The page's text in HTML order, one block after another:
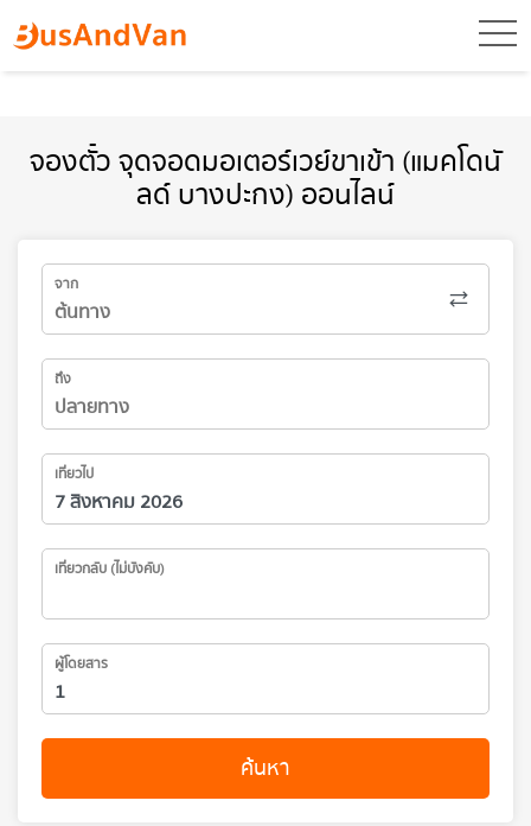
จองตั๋ว จุดจอดมอเตอร์เวย์ขาเข้า (แมคโดนั
ลด์ บางปะกง) ออนไลน์
จาก
ถึง
เที่ยวไป
เที่ยวกลับ (ไม่บังคับ)
ผู้โดยสาร
ค้นหา